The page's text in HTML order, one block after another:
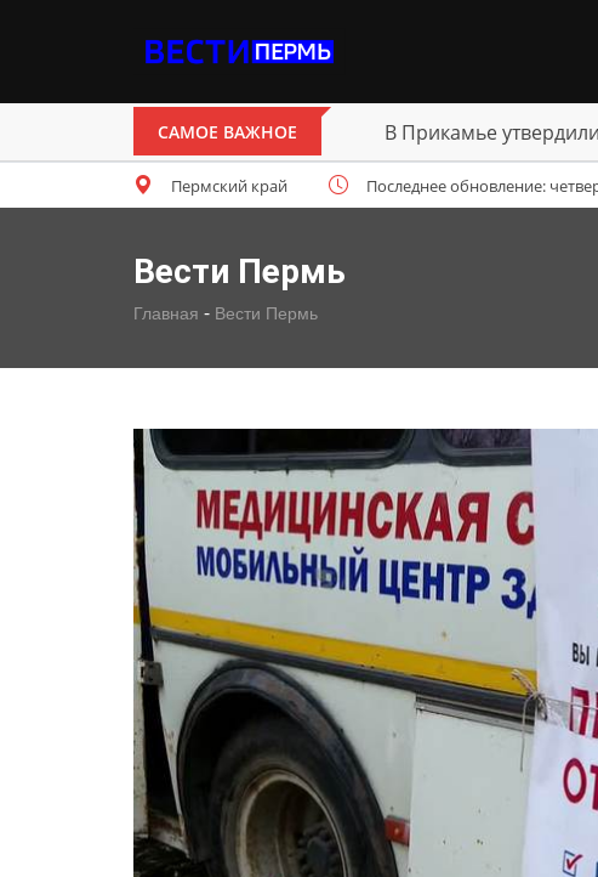
САМОЕ ВАЖНОЕ В Прикамье
Пермский край Последнее обновление:
Вести Пермь
Главная - Вести Пермь